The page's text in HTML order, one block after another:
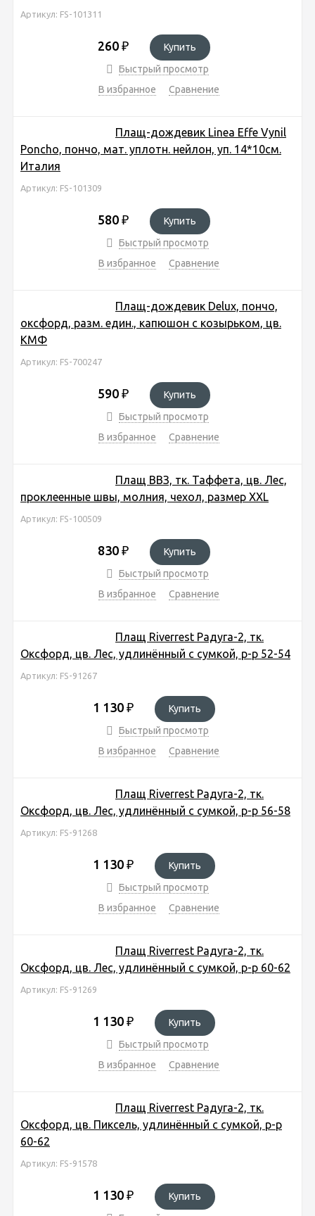
Артикул: FS-101311
260 ₽
Купить
Быстрый просмотр
В избранное
Сравнение
Плащ-дождевик Linea Effe Vynil
Poncho, пончо, мат. уплотн. нейлон, уп. 14*10см.
Италия
Артикул: FS-101309
580 ₽
Купить
Быстрый просмотр
В избранное
Сравнение
Плащ-дождевик Delux, пончо,
оксфорд, разм. един., капюшон с козырьком, цв.
КМФ
Артикул: FS-700247
590 ₽
Купить
Быстрый просмотр
В избранное
Сравнение
Плащ ВВЗ, тк. Таффета, цв. Лес,
проклеенные швы, молния, чехол, размер XXL
Артикул: FS-100509
830 ₽
Купить
Быстрый просмотр
В избранное
Сравнение
Плащ Riverrest Радуга-2, тк.
Оксфорд, цв. Лес, удлинённый с сумкой, р-р 52-54
Артикул: FS-91267
1 130 ₽
Купить
Быстрый просмотр
В избранное
Сравнение
Плащ Riverrest Радуга-2, тк.
Оксфорд, цв. Лес, удлинённый с сумкой, р-р 56-58
Артикул: FS-91268
1 130 ₽
Купить
Быстрый просмотр
В избранное
Сравнение
Плащ Riverrest Радуга-2, тк.
Оксфорд, цв. Лес, удлинённый с сумкой, р-р 60-62
Артикул: FS-91269
1 130 ₽
Купить
Быстрый просмотр
В избранное
Сравнение
Плащ Riverrest Радуга-2, тк.
Оксфорд, цв. Пиксель, удлинённый с сумкой, р-р
60-62
Артикул: FS-91578
1 130 ₽
Купить